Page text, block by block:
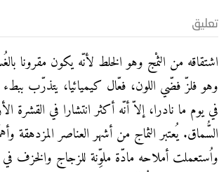
تعليق
اشتقاقه من الثمْج وهو الخلط لأنّه يكون مقرونا
وهو فلزّ فضّي اللون، فعّال كيميائيا، يتذرّب
في يوم ما نادرا، إلاّ أنّه أكثر انتشارا في القشرة
السُّماق. يُعتبر الثماج من أشهر العناصر المزدهقة
واُستعملت أملاحه مادّة ملوِّنة للزجاج والخزف